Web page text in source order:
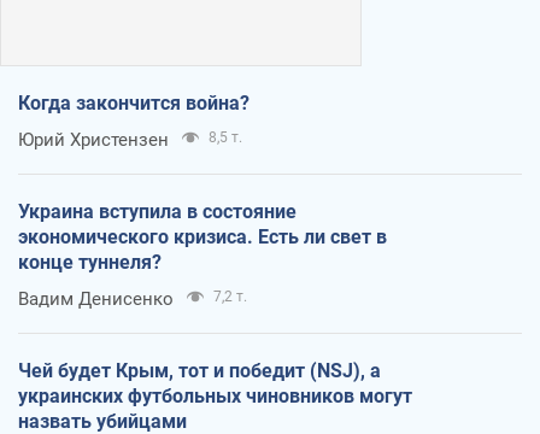
Когда закончится война?
Юрий Христензен 8,5 т.
Украина вступила в состояние
экономического кризиса. Есть ли свет в
конце туннеля?
Вадим Денисенко 7,2 т.
Чей будет Крым, тот и победит (NSJ), а
украинских футбольных чиновников могут
назвать убийцами